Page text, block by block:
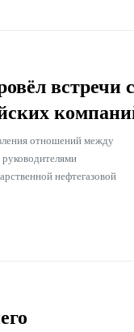
встречи с
отношений между
нефтегазовой